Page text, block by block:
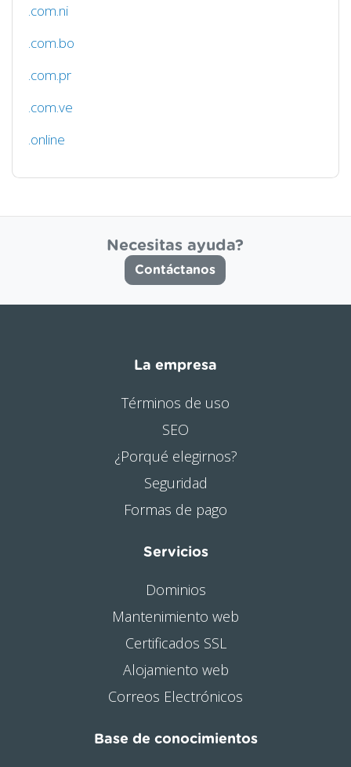
.com.ni
.com.bo
.com.pr
.com.ve
.online
Necesitas ayuda?
Contáctanos
La empresa
Términos de uso
SEO
¿Porqué elegirnos?
Seguridad
Formas de pago
Servicios
Dominios
Mantenimiento web
Certificados SSL
Alojamiento web
Correos Electrónicos
Base de conocimientos